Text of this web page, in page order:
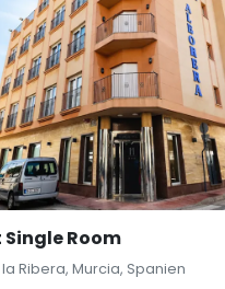
Room
Ribera, Murcia, Spanien